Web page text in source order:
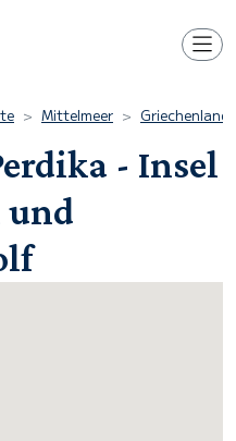
Mittelmeer Griechenland
- Insel
und